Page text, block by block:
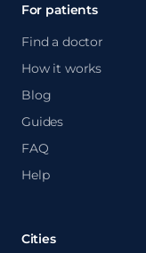
For patients
Find a doctor
How it works
Blog
Guides
FAQ
Help
Cities